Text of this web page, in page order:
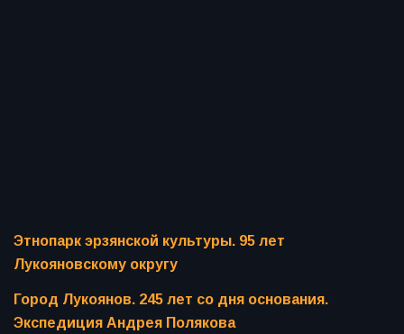
Этнопарк эрзянской культуры. 95 лет
Лукояновскому округу
Город Лукоянов. 245 лет со дня основания.
Экспедиция Андрея Полякова